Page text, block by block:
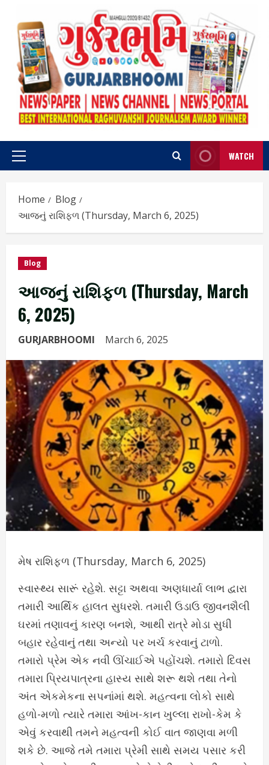
content
Primary
WATCH
Home
Blog
આજનું રાશિફળ (Thursday, March 6, 2025)
Blog
આજનું રાશિફળ (Thursday, March
6, 2025)
GURJARBHOOMI March 6, 2025
મેષ રાશિફળ (Thursday, March 6, 2025)
સ્વાસ્થ્ય સારૂં રહેશે. સટ્ટા અથવા અણધાર્યા લાભ દ્વારા
તમારી આર્થિક હાલત સુધરશે. તમારી ઉડાઉ જીવનશૈલી
ઘરમાં તણાવનું કારણ બનશે, આથી રાત્રે મોડા સુધી
બહાર રહેવાનું તથા અન્યો પર ખર્ચ કરવાનું ટાળો.
તમારો પ્રેમ એક નવી ઊંચાઈએ પહોંચશે. તમારો દિવસ
તમારા પ્રિયપાત્રના હાસ્ય સાથે શરૂ થશે તથા તેનો
અંત એકમેકના સપનાંમાં થશે. મહત્વના લોકો સાથે
હળો-મળો ત્યારે તમારા આંખ-કાન ખુલ્લા રાખો-કેમ કે
એવું કરવાથી તમને મહત્વની કોઈ વાત જાણવા મળી
શકે છે. આજે તમે તમારા પ્રેમી સાથે સમય પસાર કરી